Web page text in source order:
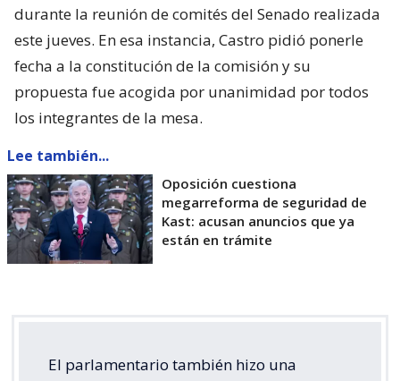
durante la reunión de comités del Senado realizada
este jueves. En esa instancia, Castro pidió ponerle
fecha a la constitución de la comisión y su
propuesta fue acogida por unanimidad por todos
los integrantes de la mesa.
Lee también...
Oposición cuestiona
megarreforma de seguridad de
Kast: acusan anuncios que ya
están en trámite
El parlamentario también hizo una